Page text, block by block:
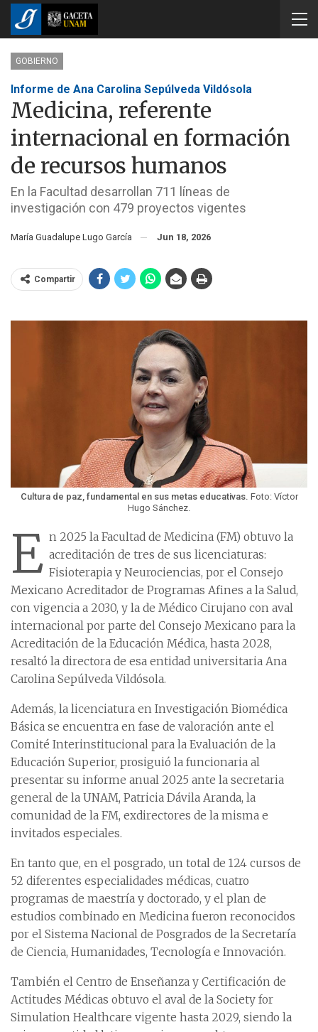
GOBIERNO
Informe de Ana Carolina Sepúlveda Vildósola
Medicina, referente
internacional en formación
de recursos humanos
En la Facultad desarrollan 711 líneas de
investigación con 479 proyectos vigentes
María Guadalupe Lugo García Jun 18, 2026
Compartir
Cultura de paz, fundamental en sus metas educativas. Foto: Víctor
Hugo Sánchez.
E n 2025 la Facultad de Medicina (FM) obtuvo la
acreditación de tres de sus licenciaturas:
Fisioterapia y Neurociencias, por el Consejo
Mexicano Acreditador de Programas Afines a la Salud,
con vigencia a 2030, y la de Médico Cirujano con aval
internacional por parte del Consejo Mexicano para la
Acreditación de la Educación Médica, hasta 2028,
resaltó la directora de esa entidad universitaria Ana
Carolina Sepúlveda Vildósola.
Además, la licenciatura en Investigación Biomédica
Básica se encuentra en fase de valoración ante el
Comité Interinstitucional para la Evaluación de la
Educación Superior, prosiguió la funcionaria al
presentar su informe anual 2025 ante la secretaria
general de la UNAM, Patricia Dávila Aranda, la
comunidad de la FM, exdirectores de la misma e
invitados especiales.
En tanto que, en el posgrado, un total de 124 cursos de
52 diferentes especialidades médicas, cuatro
programas de maestría y doctorado, y el plan de
estudios combinado en Medicina fueron reconocidos
por el Sistema Nacional de Posgrados de la Secretaría
de Ciencia, Humanidades, Tecnología e Innovación.
También el Centro de Enseñanza y Certificación de
Actitudes Médicas obtuvo el aval de la Society for
Simulation Healthcare vigente hasta 2029, siendo la